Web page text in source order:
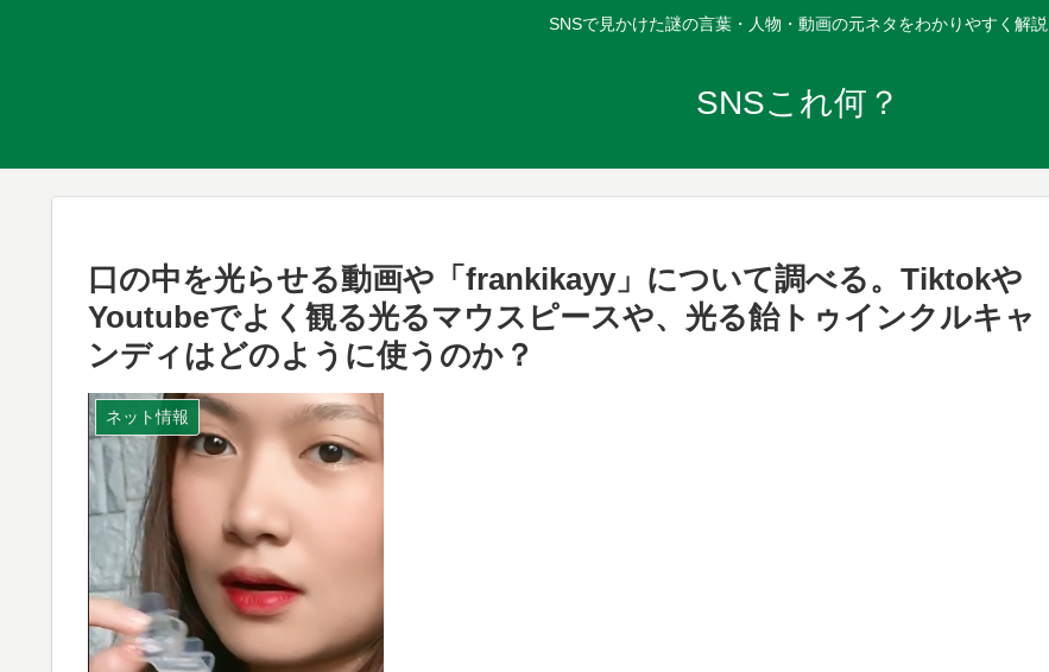
SNSで見かけた謎の言葉・人物・動画の元ネタをわかりやすく解説
SNSこれ何？
口の中を光らせる動画や「frankikayy」について調べる。Tiktokや
Youtubeでよく観る光るマウスピースや、光る飴トゥインクルキャ
ンディはどのように使うのか？
ネット情報